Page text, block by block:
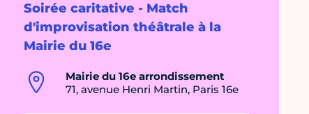
Soirée caritative - Match
d'improvisation théâtrale à la
Mairie du 16e
Mairie du 16e arrondissement
71, avenue Henri Martin, Paris 16e